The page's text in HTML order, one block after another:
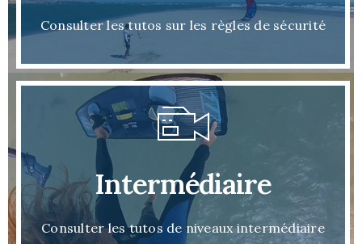
Consulter les tutos sur les règles de sécurité
Intermédiaire
Consulter les tutos de niveaux intermédiaire